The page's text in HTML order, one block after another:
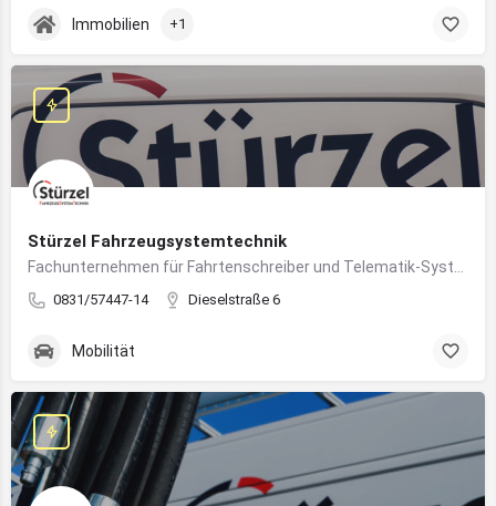
Immobilien +1
Stürzel Fahrzeugsystemtechnik
0831/57447-14 Dieselstraße 6
Mobilität